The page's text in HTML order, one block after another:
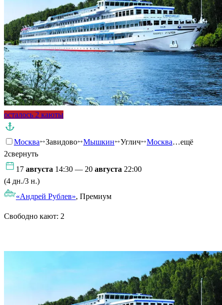
осталось 2 каюты
Москва Завидово Мышкин Углич Москва…ещё
2свернуть
17 августа 14:30 — 20 августа 22:00
(4 дн./3 н.)
«Андрей Рублев», Премиум
Свободно кают: 2